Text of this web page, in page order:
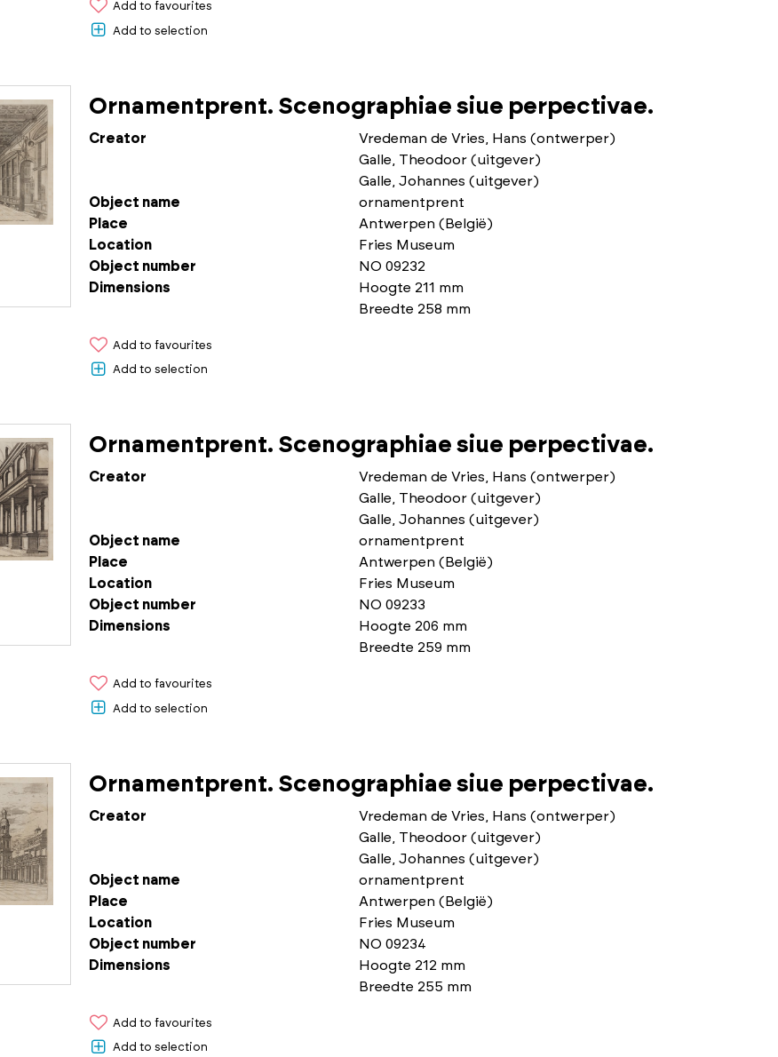
Add to favourites
Add to selection
Ornamentprent. Scenographiae siue perpectivae.
Creator
Vredeman de Vries, Hans (ontwerper)
Galle, Theodoor (uitgever)
Galle, Johannes (uitgever)
Object name
ornamentprent
Place
Antwerpen (België)
Location
Fries Museum
Object number
NO 09232
Dimensions
Hoogte 211 mm
Breedte 258 mm
Add to favourites
Add to selection
Ornamentprent. Scenographiae siue perpectivae.
Creator
Vredeman de Vries, Hans (ontwerper)
Galle, Theodoor (uitgever)
Galle, Johannes (uitgever)
Object name
ornamentprent
Place
Antwerpen (België)
Location
Fries Museum
Object number
NO 09233
Dimensions
Hoogte 206 mm
Breedte 259 mm
Add to favourites
Add to selection
Ornamentprent. Scenographiae siue perpectivae.
Creator
Vredeman de Vries, Hans (ontwerper)
Galle, Theodoor (uitgever)
Galle, Johannes (uitgever)
Object name
ornamentprent
Place
Antwerpen (België)
Location
Fries Museum
Object number
NO 09234
Dimensions
Hoogte 212 mm
Breedte 255 mm
Add to favourites
Add to selection